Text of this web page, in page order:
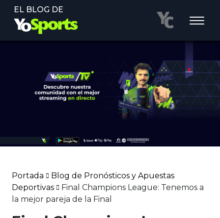
EL BLOG DE
Portada
Blog de Pronósticos y Apuestas
Deportivas
Final Champions League: Tenemos a
la mejor pareja de la Final